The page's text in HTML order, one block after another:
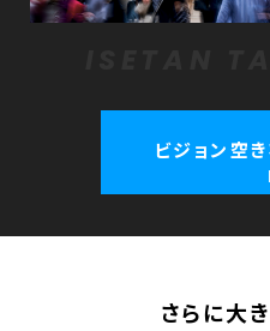
ビジョン空
さらに大き